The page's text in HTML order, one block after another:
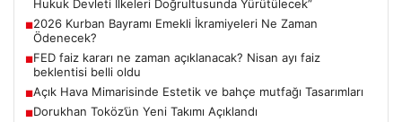
Hukuk Devleti İlkeleri Doğrultusunda Yürütülecek”
■2026 Kurban Bayramı Emekli İkramiyeleri Ne Zaman
Ödenecek?
■FED faiz kararı ne zaman açıklanacak? Nisan ayı faiz
beklentisi belli oldu
■Açık Hava Mimarisinde Estetik ve bahçe mutfağı Tasarımları
■Dorukhan Toköz’ün Yeni Takımı Açıklandı